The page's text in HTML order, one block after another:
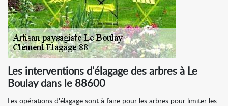
Les interventions d'élagage des arbres à Le
Boulay dans le 88600
Les opérations d'élagage sont à faire pour les arbres pour limiter les